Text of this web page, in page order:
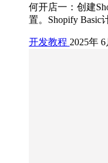
何开店一：创建
置。Shopify
开发教程 2025年 6